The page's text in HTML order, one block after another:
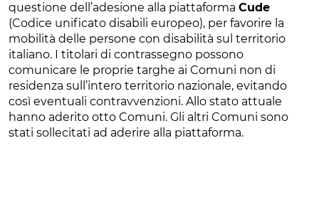
questione dell’adesione alla piattaforma Cude
(Codice unificato disabili europeo), per favorire la
mobilità delle persone con disabilità sul territorio
italiano. I titolari di contrassegno possono
comunicare le proprie targhe ai Comuni non di
residenza sull’intero territorio nazionale, evitando
così eventuali contravvenzioni. Allo stato attuale
hanno aderito otto Comuni. Gli altri Comuni sono
stati sollecitati ad aderire alla piattaforma.